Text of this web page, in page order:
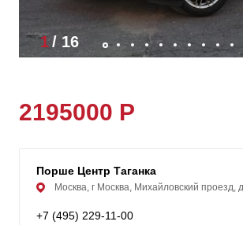
1/ 16
2195000 Р
Порше Центр Таганка
Москва, г Москва, Михайловский проезд,
+7 (495) 229-11-00